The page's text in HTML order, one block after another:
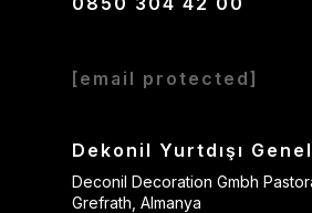
[email protected]
Dekonil Yurtdışı
Deconil Decoration Gmbh
Grefrath, Almanya